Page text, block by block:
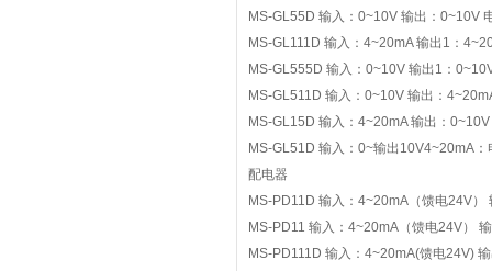
MS-GL55D 输入：0~10V 输出：0~10V
MS-GL111D 输入：4~20mA 输出1：
MS-GL555D 输入：0~10V 输出1：
MS-GL511D 输入：0~10V 输出：
MS-GL15D 输入：4~20mA 输出：
MS-GL51D 输入：0~输出10V4~20mA
配电器
MS-PD11D 输入：4~20mA（馈电24V
MS-PD11 输入：4~20mA（馈电24V）
MS-PD111D 输入：4~20mA(馈电24V)